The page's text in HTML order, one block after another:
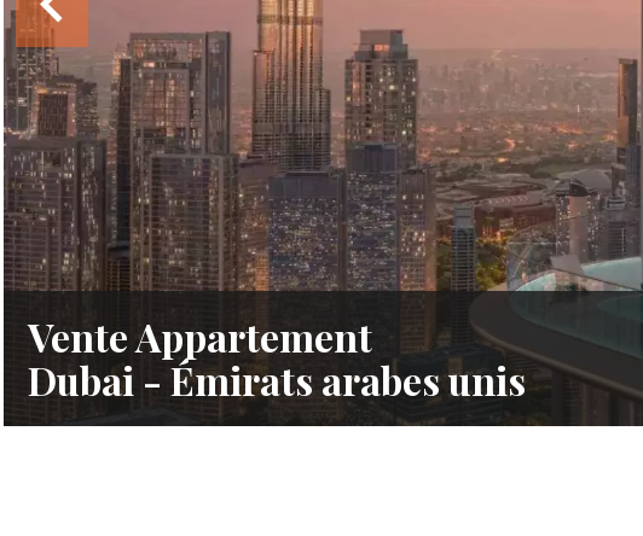
Vente Appartement
Dubai - Émirats arabes unis